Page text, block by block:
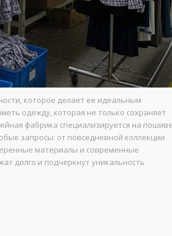
которое делает ее идеальным
одежду, которая не только сохраняет
фабрика специализируется на
запросы: от повседневной коллекции
материалы и современные
долго и подчеркнут уникальность